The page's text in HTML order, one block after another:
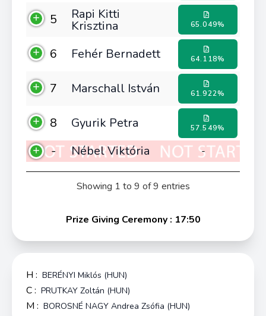
5 Rapi Kitti
Krisztina 65.049%
6 Fehér Bernadett 64.118%
7 Marschall István 61.922%
8 Gyurik Petra 57.549%
- Nébel Viktória -
Showing 1 to 9 of 9 entries
Prize Giving Ceremony : 17:50
H : BERÉNYI Miklós (HUN)
C : PRUTKAY Zoltán (HUN)
M : BOROSNÉ NAGY Andrea Zsófia (HUN)